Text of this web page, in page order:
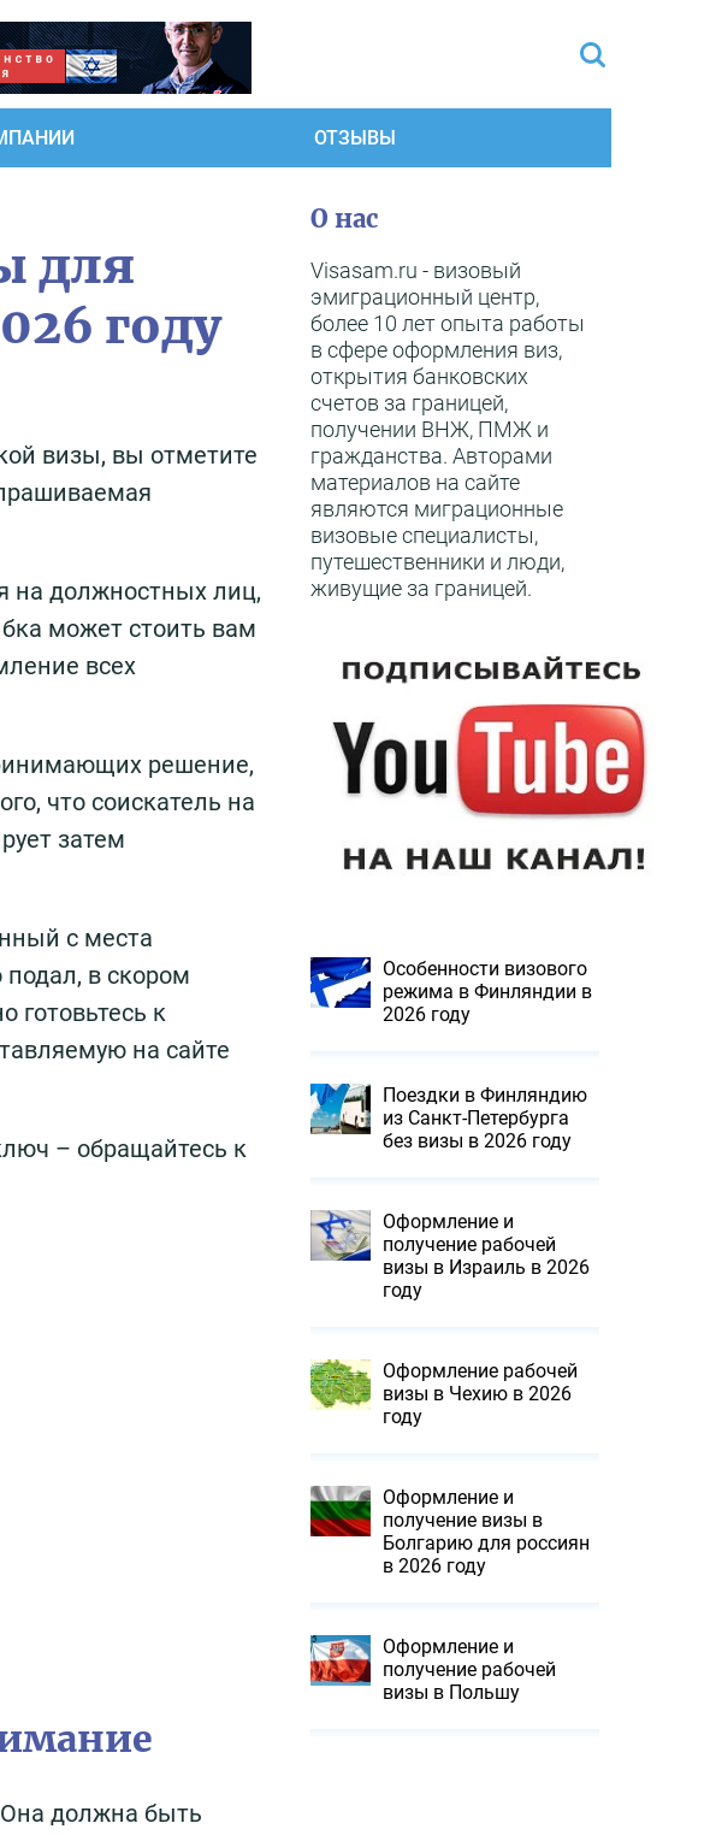
ОТЗЫВЫ
для
году
визы, вы отметите
на должностных лиц,
может стоить вам
всех
решение,
что соискатель на
затем
с места
подал, в скором
готовьтесь к
на сайте
– обращайтесь к
должна быть
О нас
Visasam.ru - визовый
эмиграционный центр,
более 10 лет опыта работы
в сфере оформления виз,
открытия банковских
счетов за границей,
получении ВНЖ, ПМЖ и
гражданства. Авторами
материалов на сайте
являются миграционные
визовые специалисты,
путешественники и люди,
живущие за границей.
Особенности визового
режима в Финляндии в
2026 году
Поездки в Финляндию
из Санкт-Петербурга
без визы в 2026 году
Оформление и
получение рабочей
визы в Израиль в 2026
году
Оформление рабочей
визы в Чехию в 2026
году
Оформление и
получение визы в
Болгарию для россиян
в 2026 году
Оформление и
получение рабочей
визы в Польшу